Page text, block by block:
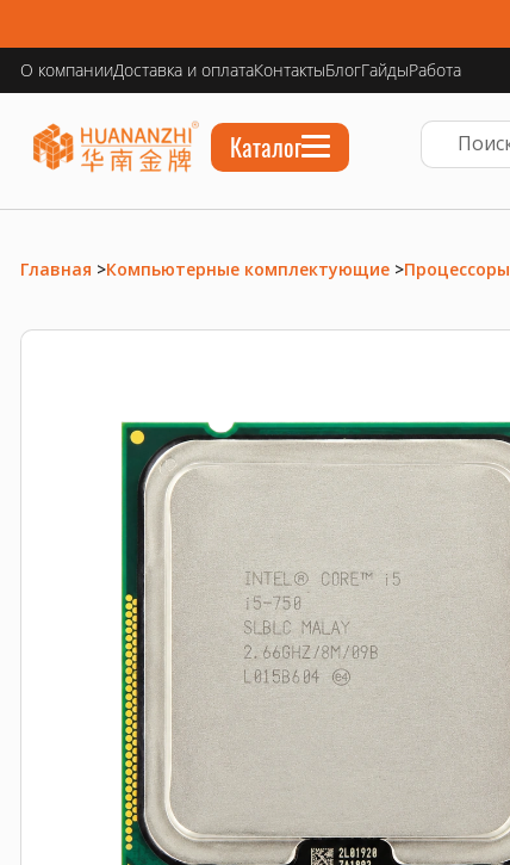
О компанииДоставка и оплатаКонтактыБлогГайдыРабота
Каталог
Главная >Компьютерные комплектующие >Процессоры